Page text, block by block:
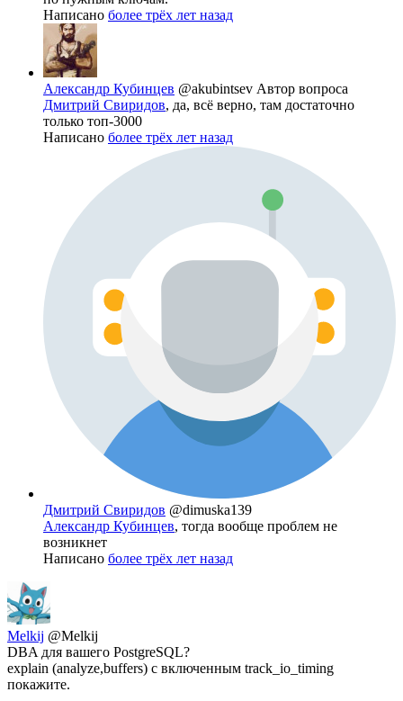
Написано более трёх лет назад
Александр Кубинцев @akubintsev Автор вопроса
Дмитрий Свиридов, да, всё верно, там достаточно
только топ-3000
Написано более трёх лет назад
Дмитрий Свиридов @dimuska139
Александр Кубинцев, тогда вообще проблем не
возникнет
Написано более трёх лет назад
Melkij @Melkij
DBA для вашего PostgreSQL?
explain (analyze,buffers) с включенным track_io_timing
покажите.